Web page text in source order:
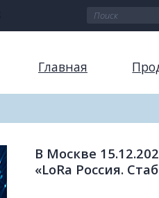
Главная
В Москве
«LoRa Россия.